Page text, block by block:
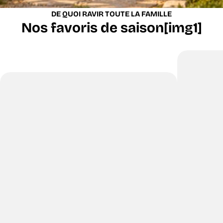
DE QUOI RAVIR TOUTE LA FAMILLE
Nos favoris de saison[img1]